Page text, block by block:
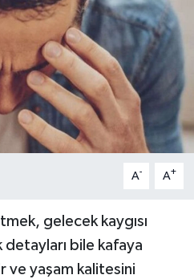
A- A+
gelecek kaygısı
detayları bile kafaya
ve yaşam kalitesini